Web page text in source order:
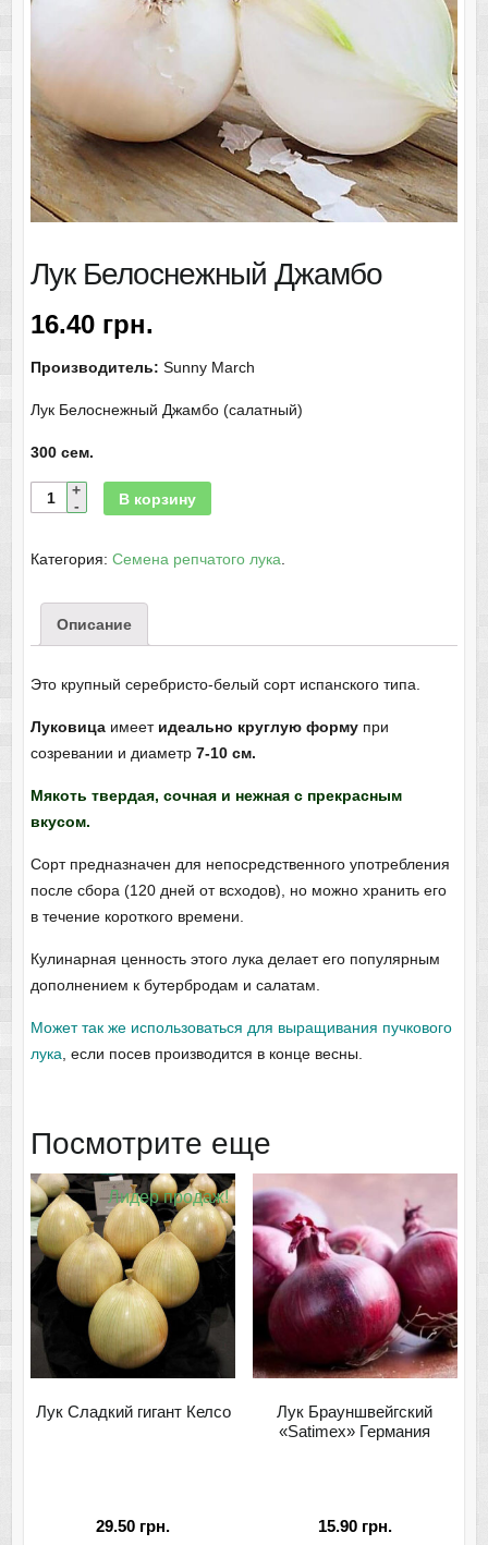
Лук Белоснежный Джамбо
16.40 грн.
Производитель: Sunny March
Лук Белоснежный Джамбо (салатный)
300 сем.
В корзину
Категория: Семена репчатого лука
Описание
Это крупный серебристо-белый сорт испанского типа.
Луковицаимеет идеально круглую формупри
созревании и диаметр 7-10 см.
Мякоть твердая, сочная и нежная с прекрасным
вкусом.
Сорт предназначен для непосредственного употребления
после сбора (120 дней от всходов), но можно хранить его
в течение короткого времени.
Кулинарная ценность этого лука делает его популярным
дополнением к бутербродам и салатам.
Может так же использоваться для выращивания пучкового
лука , если посев производится в конце весны.
Посмотрите еще
Лидер продаж!
Лук Сладкий гигант Келсо
29.50 грн.
Лук Брауншвейгский
«Satimex» Германия
15.90 грн.